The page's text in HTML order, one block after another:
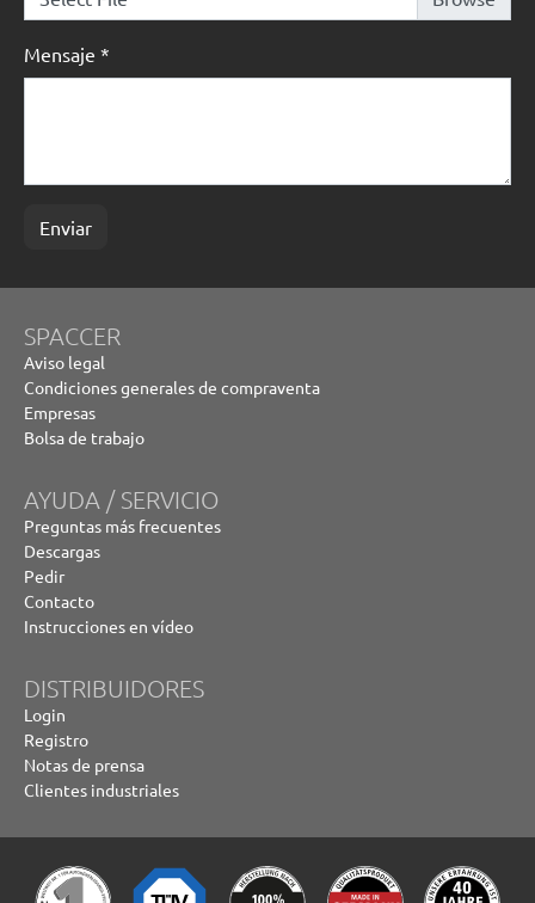
Mensaje *
Enviar
SPACCER
Aviso legal
Condiciones generales de compraventa
Empresas
Bolsa de trabajo
AYUDA / SERVICIO
Preguntas más frecuentes
Descargas
Pedir
Contacto
Instrucciones en vídeo
DISTRIBUIDORES
Login
Registro
Notas de prensa
Clientes industriales